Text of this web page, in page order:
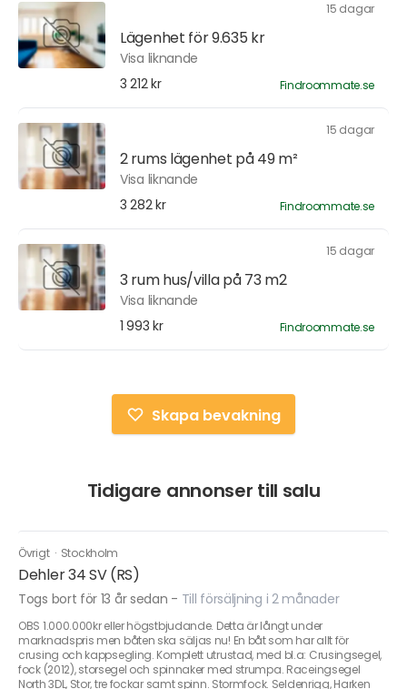
15 dagar
Lägenhet för 9.635 kr
Visa liknande
3 212 kr
Findroommate.se
15 dagar
2 rums lägenhet på 49 m²
Visa liknande
3 282 kr
Findroommate.se
15 dagar
3 rum hus/villa på 73 m2
Visa liknande
1 993 kr
Findroommate.se
Skapa bevakning
Tidigare annonser till salu
Övrigt · Stockholm
Dehler 34 SV (RS)
Togs bort för 13 år sedan - Till försäljning i 2 månader
OBS 1.000.000kr eller högstbjudande. Detta är långt under
marknadspris men båten ska säljas nu! En båt som har allt för
crusing och kappsegling. Komplett utrustad, med bl.a: Crusingsegel,
fock (2012), storsegel och spinnaker med strumpa. Raceingsegel
North 3DL, Stor, tre fockar samt spinn. Stormfock. Seldenrigg, Harken